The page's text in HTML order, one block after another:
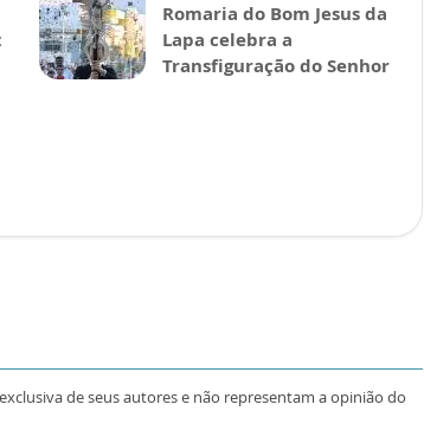
Romaria do Bom Jesus da
Lapa celebra a
Transfiguração do Senhor
de seus autores e não representam a opinião do